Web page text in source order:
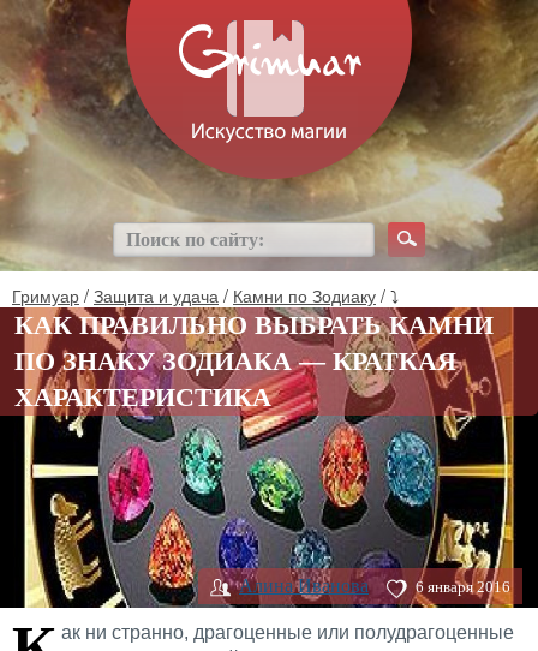
Гримуар / Защита и удача / Камни по Зодиаку / ⤵
КАК ПРАВИЛЬНО ВЫБРАТЬ КАМНИ
ПО ЗНАКУ ЗОДИАКА — КРАТКАЯ
ХАРАКТЕРИСТИКА
Алина Иванова 6 января 2016
ак ни странно, драгоценные или полудрагоценные